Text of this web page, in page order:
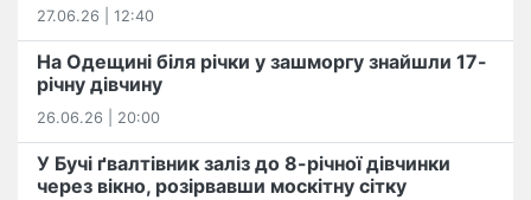
27.06.26 | 12:40
На Одещині біля річки у зашморгу знайшли 17-
річну дівчину
26.06.26 | 20:00
У Бучі ґвалтівник заліз до 8-річної дівчинки
через вікно, розірвавши москітну сітку